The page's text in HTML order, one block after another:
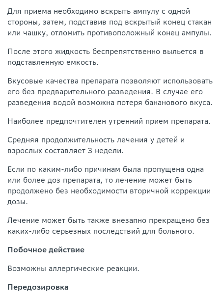
Для приема необходимо вскрыть ампулу с одной
стороны, затем, подставив под вскрытый конец стакан
или чашку, отломить противоположный конец ампулы.
После этого жидкость беспрепятственно выльется в
подставленную емкость.
Вкусовые качества препарата позволяют использовать
его без предварительного разведения. В случае его
разведения водой возможна потеря бананового вкуса.
Наиболее предпочтителен утренний прием препарата.
Средняя продолжительность лечения у детей и
взрослых составляет 3 недели.
Если по каким-либо причинам была пропущена одна
или более доз препарата, то лечение может быть
продолжено без необходимости вторичной коррекции
дозы.
Лечение может быть также внезапно прекращено без
каких-либо серьезных последствий для больного.
Побочное действие
Возможны аллергические реакции.
Передозировка